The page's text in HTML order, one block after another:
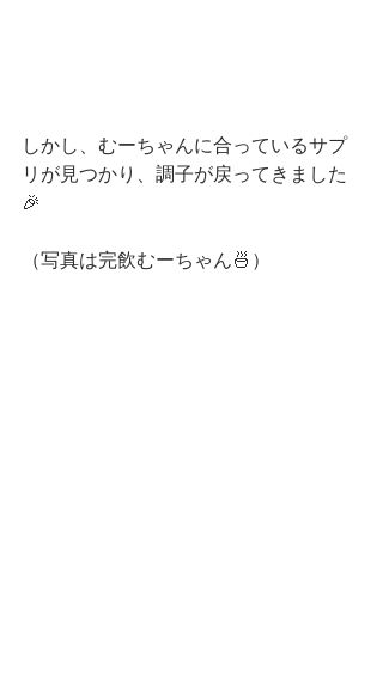
しかし、むーちゃんに合っているサプ
リが見つかり、調子が戻ってきました
🎉
（写真は完飲むーちゃん🍜）